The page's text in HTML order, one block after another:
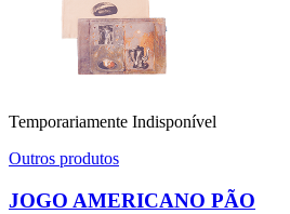
Temporariamente Indisponível
Outros produtos
JOGO AMERICANO PÃO